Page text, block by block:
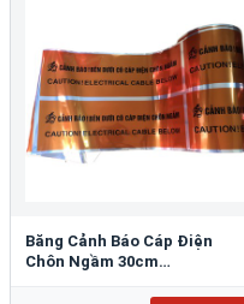
Băng Cảnh Báo Cáp Điện
Chôn Ngầm 30cm